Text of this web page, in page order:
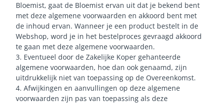
Bloemist, gaat de Bloemist ervan uit dat je bekend bent
met deze algemene voorwaarden en akkoord bent met
de inhoud ervan. Wanneer je een product bestelt in de
Webshop, word je in het bestelproces gevraagd akkoord
te gaan met deze algemene voorwaarden.
3. Eventueel door de Zakelijke Koper gehanteerde
algemene voorwaarden, hoe dan ook genaamd, zijn
uitdrukkelijk niet van toepassing op de Overeenkomst.
4. Afwijkingen en aanvullingen op deze algemene
voorwaarden zijn pas van toepassing als deze